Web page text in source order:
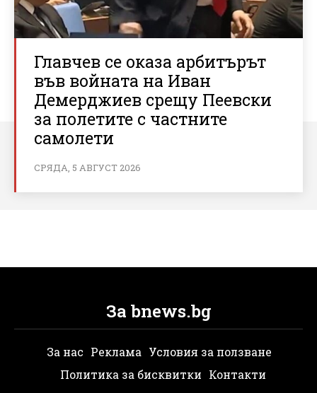
Главчев се оказа арбитърът
във войната на Иван
Демерджиев срещу Пеевски
за полетите с частните
самолети
СРЯДА, 5 АВГУСТ 2026
За bnews.bg
За нас Реклама Условия за ползване
Политика за бисквитки Контакти